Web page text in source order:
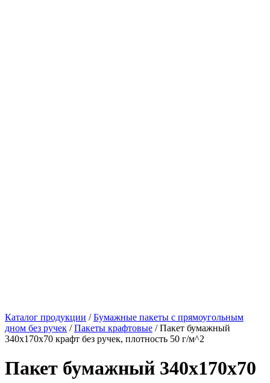
Каталог продукции /Бумажные пакеты с прямоугольным
дном без ручек /Пакеты крафтовые / Пакет бумажный
340х170х70 крафт без ручек, плотность 50 г/м^2
Пакет бумажный 340х170х70